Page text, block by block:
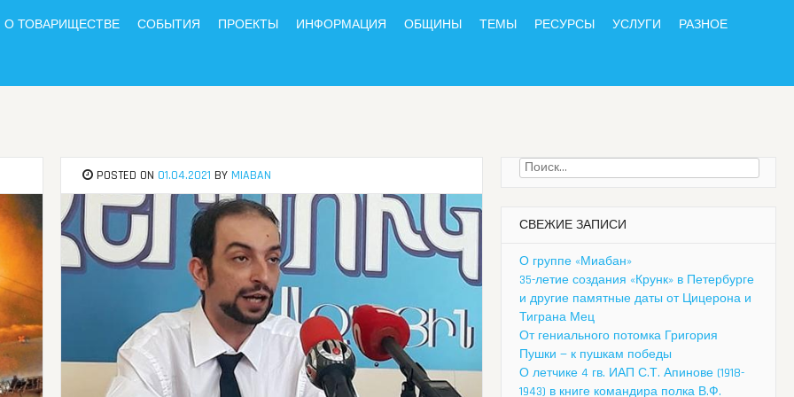
О ТОВАРИЩЕСТВЕ СОБЫТИЯ ПРОЕКТЫ ИНФОРМАЦИЯ ОБЩИНЫ ТЕМЫ РЕСУРСЫ УСЛУГИ РАЗНОЕ
POSTED ON 01.04.2021 BY MIABAN
Найти:
СВЕЖИЕ ЗАПИСИ
О группе «Миабан»
35-летие создания «Крунк» в Петербурге
и другие памятные даты от Цицерона и
Тиграна Мец
От гениального потомка Григория
Пушки — к пушкам победы
О летчике 4 гв. ИАП С.Т. Апинове (1918-
1943) в книге командира полка В.Ф.